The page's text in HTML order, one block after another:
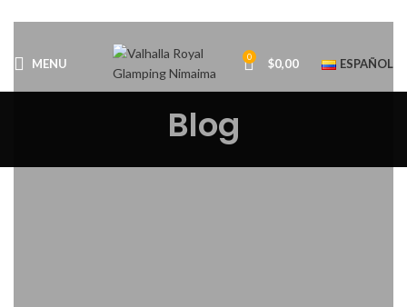
MENU 0 $0,00 ESPAÑOL
Blog